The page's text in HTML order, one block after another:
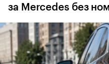
за Mercedes без